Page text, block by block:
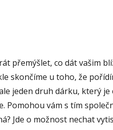
přemýšlet, co dát vašim
skončíme u toho, že
jeden druh dárku, který
Pomohou vám s tím
Jde o možnost nechat